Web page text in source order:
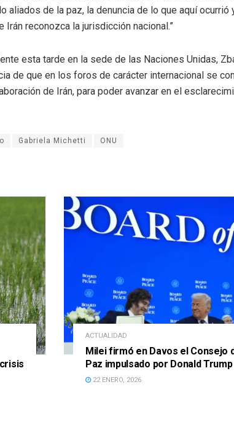
aliados de la paz, la denuncia de lo que aquí ocurrió
reconozca la jurisdicción nacional.”
esta tarde en la sede de las Naciones Unidas,
de que en los foros de carácter internacional se
de Irán, para poder avanzar en el
Gabriela Michetti ONU
ACTUALIDAD
Milei firmó en Davos el Consejo
Paz impulsado por Donald Trump
22 ENERO, 2026